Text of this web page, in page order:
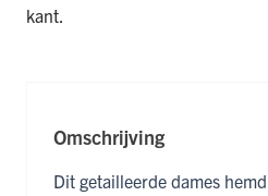
kant.
Omschrijving
Dit getailleerde dames